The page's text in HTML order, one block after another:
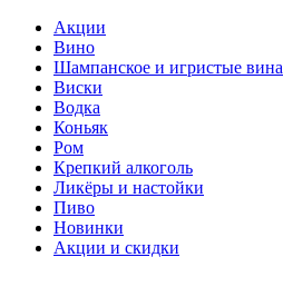
Акции
Вино
Шампанское и игристые вина
Виски
Водка
Коньяк
Ром
Крепкий алкоголь
Ликёры и настойки
Пиво
Новинки
Акции и скидки